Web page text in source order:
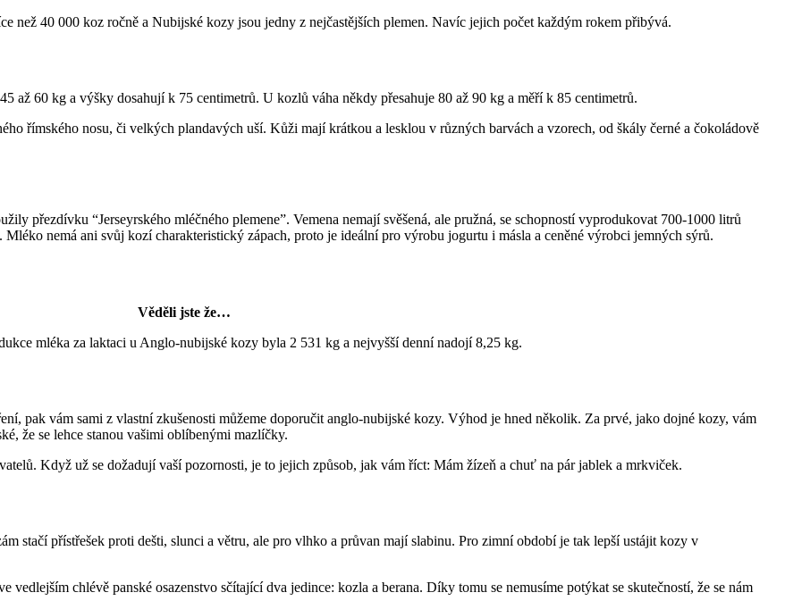
než 40 000 koz ročně a Nubijské kozy jsou jedny z nejčastějších plemen. Navíc jejich počet každým rokem přibývá.
až 60 kg a výšky dosahují k 75 centimetrů. U kozlů váha někdy přesahuje 80 až 90 kg a měří k 85 centimetrů.
římského nosu, či velkých plandavých uší. Kůži mají krátkou a lesklou v různých barvách a vzorech, od škály černé a čokoládově
přezdívku “Jerseyrského mléčného plemene”. Vemena nemají svěšená, ale pružná, se schopností vyprodukovat 700-1000 litrů
nemá ani svůj kozí charakteristický zápach, proto je ideální pro výrobu jogurtu i másla a ceněné výrobci jemných sýrů.
Věděli jste že…
mléka za laktaci u Anglo-nubijské kozy byla 2 531 kg a nejvyšší denní nadojí 8,25 kg.
pak vám sami z vlastní zkušenosti můžeme doporučit anglo-nubijské kozy. Výhod je hned několik. Za prvé, jako dojné kozy, vám
že se lehce stanou vašimi oblíbenými mazlíčky.
Když už se dožadují vaší pozornosti, je to jejich způsob, jak vám říct: Mám žízeň a chuť na pár jablek a mrkviček.
stačí přístřešek proti dešti, slunci a větru, ale pro vlhko a průvan mají slabinu. Pro zimní období je tak lepší ustájit kozy v
vedlejším chlévě panské osazenstvo sčítající dva jedince: kozla a berana. Díky tomu se nemusíme potýkat se skutečností, že se nám